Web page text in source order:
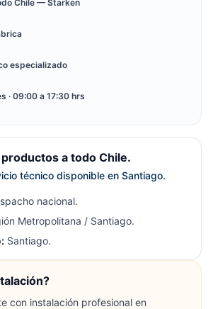
Chile — Starken
especializado
· 09:00 a 17:30 hrs
a todo Chile.
técnico disponible en Santiago.
nacional.
Metropolitana / Santiago.
Santiago.
con instalación profesional en